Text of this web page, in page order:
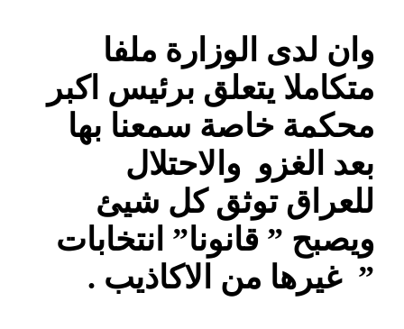
وان لدى الوزارة ملفا
متكاملا يتعلق برئيس اكبر
محكمة خاصة سمعنا بها
بعد الغزو والاحتلال
للعراق توثق كل شيئ
ويصبح ” قانونا” انتخابات
” غيرها من الاكاذيب .